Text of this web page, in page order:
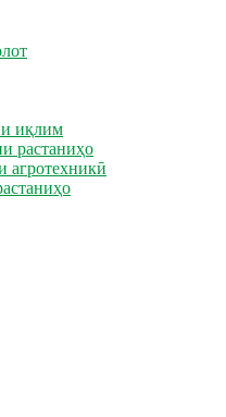
иқлим
растаниҳо
агротехникӣ